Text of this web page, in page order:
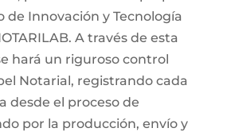
de Innovación y Tecnología
A través de esta
hará un riguroso control
Notarial, registrando cada
desde el proceso de
por la producción, envío y